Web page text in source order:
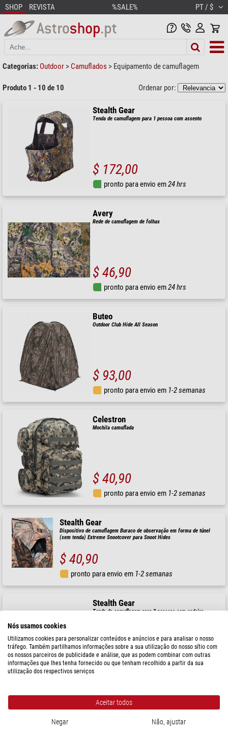
SHOP REVISTA %SALE% PT / $
Categorias: Outdoor > Camuflados > Equipamento de camuflagem
Produto 1 - 10 de 10 Ordenar por:
Stealth Gear
Tenda de camuflagem para 1 pessoa com assento
$ 172,00
pronto para envio em24 hrs
Avery
Rede de camuflagem de folhas
$ 46,90
pronto para envio em24 hrs
Buteo
Outdoor Club Hide All Season
$ 93,00
pronto para envio em 1-2 semanas
Celestron
Mochila camuflada
$ 40,90
pronto para envio em 1-2 semanas
Stealth Gear
Dispositivo de camuflagem Buraco de observação em forma de túnel
(sem tenda) Extreme Snootcover para Snoot Hides
$ 40,90
pronto para envio em 1-2 semanas
Stealth Gear
Tenda de camuflagem para 2 pessoas com cadeira
$ 207,00
Stealth Gear
Nós usamos cookies
Utilizamos cookies para personalizar conteúdos e anúncios e para analisar o nosso
tráfego. Também partilhamos informações sobre a sua utilização do nosso sítio com
os nossos parceiros de publicidade e análise, que as podem combinar com outras
informações que lhes tenha fornecido ou que tenham recolhido a partir da sua
utilização dos respectivos serviços
Aceitar todos
Negar Não, ajustar